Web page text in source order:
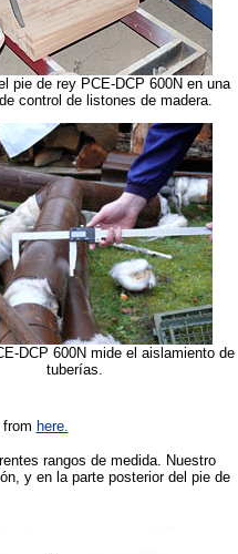
pie de rey PCE-DCP 600N en una
control de listones de madera.
DCP 600N mide el aislamiento de
tuberías.
here.
rangos de medida. Nuestro
y en la parte posterior del pie de